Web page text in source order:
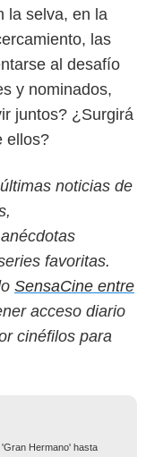
la selva, en la
las
al desafío
y nominados,
juntos? ¿Surgirá
ellos?
noticias de
favoritas.
SensaCine entre
acceso diario
cinéfilos para
Hermano' hasta